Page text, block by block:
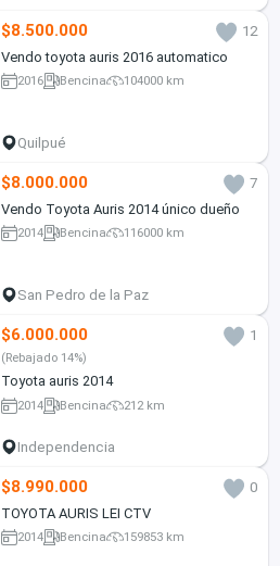
$8.500.000
12
Vendo toyota auris 2016 automatico
2016 Bencina 104000 km
Quilpué
$8.000.000
7
Vendo Toyota Auris 2014 único dueño
2014 Bencina 116000 km
San Pedro de la Paz
$6.000.000 1
(Rebajado 14%)
Toyota auris 2014
2014 Bencina 212 km
Independencia
$8.990.000
0
TOYOTA AURIS LEI CTV
2014 Bencina 159853 km